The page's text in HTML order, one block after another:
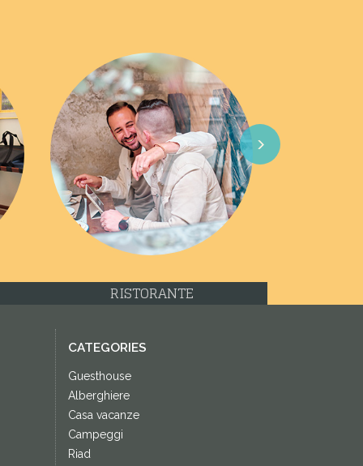
Next
RISTORANTE
CATEGORIES
Guesthouse
Alberghiere
Casa vacanze
Campeggi
Riad